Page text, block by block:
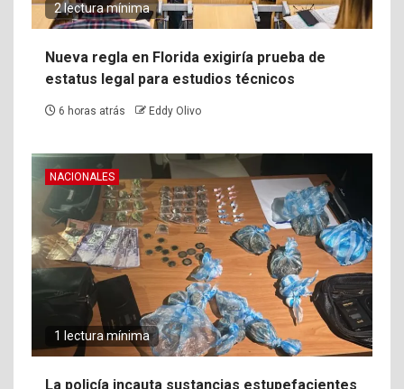
2 lectura mínima
Nueva regla en Florida exigiría prueba de
estatus legal para estudios técnicos
6 horas atrás Eddy Olivo
NACIONALES
1 lectura mínima
La policía incauta sustancias estupefacientes